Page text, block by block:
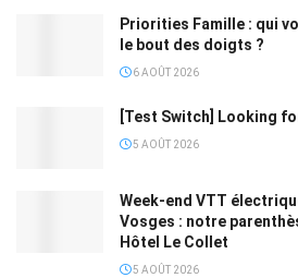
Priorities Famille : qui
le bout des doigts ?
6 AOÛT 2026
[Test Switch] Looking
5 AOÛT 2026
Week-end VTT
Vosges : notre
Hôtel Le Collet
5 AOÛT 2026